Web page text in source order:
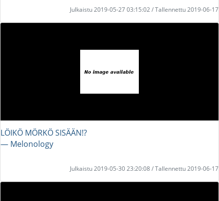
Julkaistu 2019-05-27 03:15:02 / Tallennettu 2019-06-17
LÖIKÖ MÖRKÖ SISÄÄN!?
― Melonology
Julkaistu 2019-05-30 23:20:08 / Tallennettu 2019-06-17